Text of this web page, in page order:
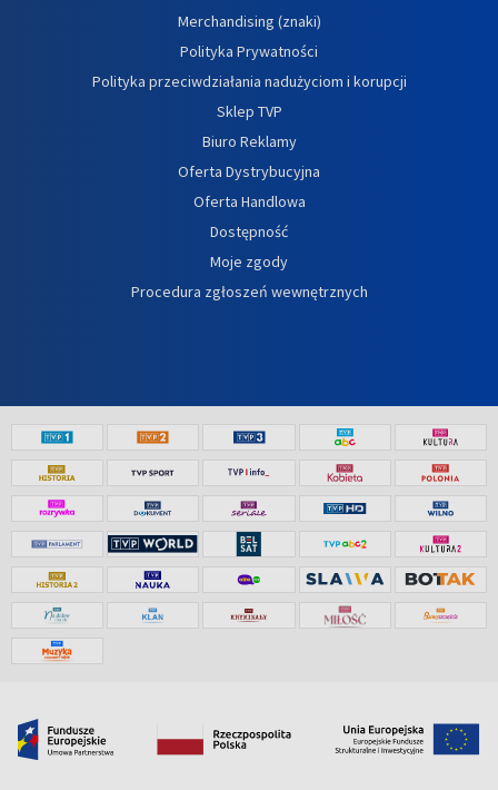
Merchandising (znaki)
Polityka Prywatności
Polityka przeciwdziałania nadużyciom i korupcji
Sklep TVP
Biuro Reklamy
Oferta Dystrybucyjna
Oferta Handlowa
Dostępność
Moje zgody
Procedura zgłoszeń wewnętrznych